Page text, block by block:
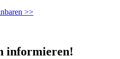
>>
informieren!